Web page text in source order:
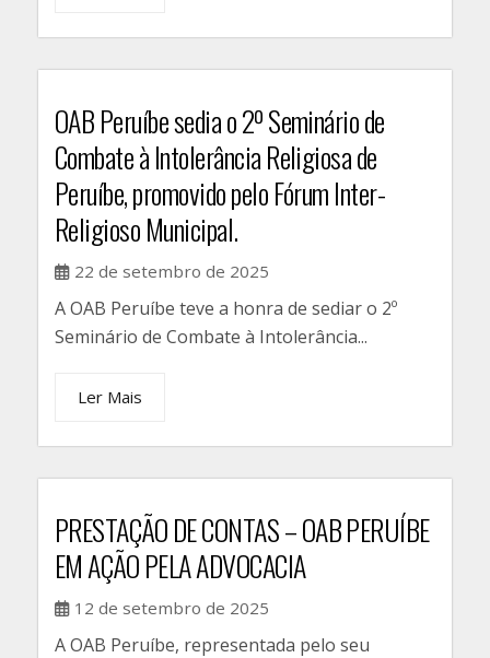
OAB Peruíbe sedia o 2º Seminário de
Combate à Intolerância Religiosa de
Peruíbe, promovido pelo Fórum Inter-
Religioso Municipal.
22 de setembro de 2025
A OAB Peruíbe teve a honra de sediar o 2º
Seminário de Combate à Intolerância...
Ler Mais
PRESTAÇÃO DE CONTAS – OAB PERUÍBE
EM AÇÃO PELA ADVOCACIA
12 de setembro de 2025
A OAB Peruíbe, representada pelo seu